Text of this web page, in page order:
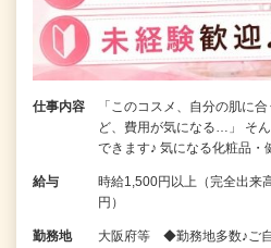
仕事内容
「このコスメ、自分の肌に
ど、費用が気になる…」 そ
できます♪ 気になる化粧品
給与
時給1,500円以上（完全出来
円）
勤務地
大阪府等 ◆勤務地多数♪ご